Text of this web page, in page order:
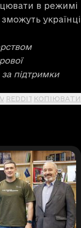
в режимі
українці
підтримки
REDDIT КОПІЮВАТИ